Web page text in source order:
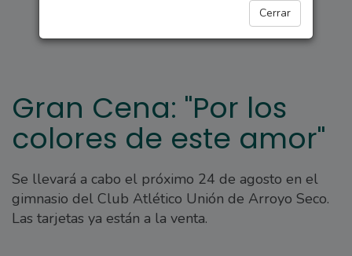
Cerrar
Gran Cena: "Por los
colores de este amor"
Se llevará a cabo el próximo 24 de agosto en el
gimnasio del Club Atlético Unión de Arroyo Seco.
Las tarjetas ya están a la venta.